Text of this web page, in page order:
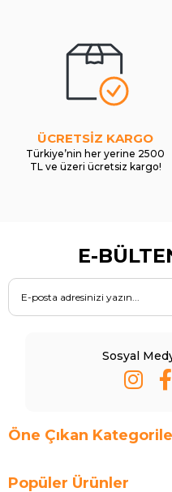
ÜCRETSİZ KARGO
Türkiye’nin her yerine 2500
TL ve üzeri ücretsiz kargo!
E-
Sosyal
Öne Çıkan
Popüler Ürünler